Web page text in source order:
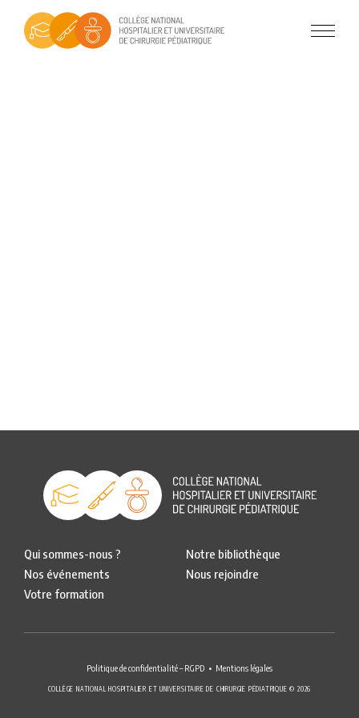
Qui sommes-nous ?
Nos événements
Votre formation
Notre bibliothèque
Nous rejoindre
Politique de confidentialité – RGPD Mentions légales
COLLÈGE NATIONAL HOSPITALIER ET UNIVERSITAIRE DE CHIRURGIE PÉDIATRIQUE © 2026